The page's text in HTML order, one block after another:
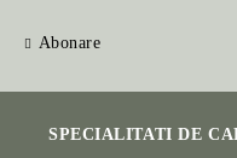
Abonare
SPECIALITATI DE